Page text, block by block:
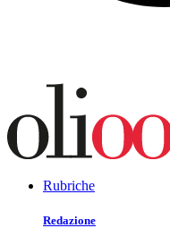
Rubriche
Redazione